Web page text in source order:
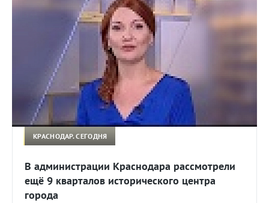
КРАСНОДАР. СЕГОДНЯ
В администрации Краснодара рассмотрели
ещё 9 кварталов исторического центра
города